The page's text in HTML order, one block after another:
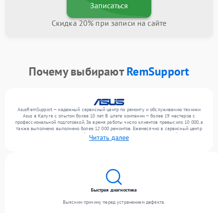
Записаться
Скидка 20% при записи на сайте
Почему выбираютRemSupport
AsusRemSupport — надежный сервисный центр по ремонту и обслуживанию техники
Asus в Калуге с опытом более 10 лет. В штате компании — более 19 мастеров с
профессиональной подготовкой. За время работы число клиентов превысило 10 000, а
также выполнено выполнено более 12 000 ремонтов. Ежемесячно в сервисный центр
поступает более 300 обращений, включая , , . Мы беремся за задачи любой сложности
и обеспечиваем надежный результат благодаря использованию современного
Читать далее
Быстрая диагностика
Выясним причину перед устранением дефекта.